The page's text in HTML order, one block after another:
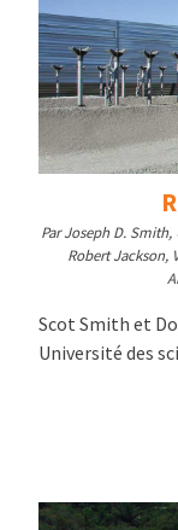
Par Joseph D.
Robert Jackson,
Scot Smith et
Université des